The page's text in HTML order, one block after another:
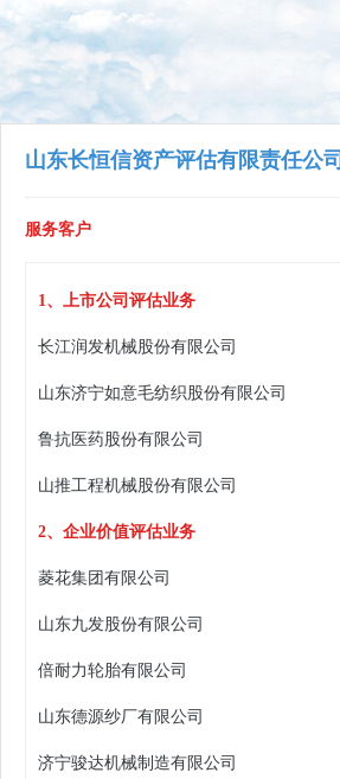
山东长恒信资产评估有限责任公司
服务客户
1、上市公司评估业务
长江润发机械股份有限公司
山东济宁如意毛纺织股份有限公司
鲁抗医药股份有限公司
山推工程机械股份有限公司
2、企业价值评估业务
菱花集团有限公司
山东九发股份有限公司
倍耐力轮胎有限公司
山东德源纱厂有限公司
济宁骏达机械制造有限公司